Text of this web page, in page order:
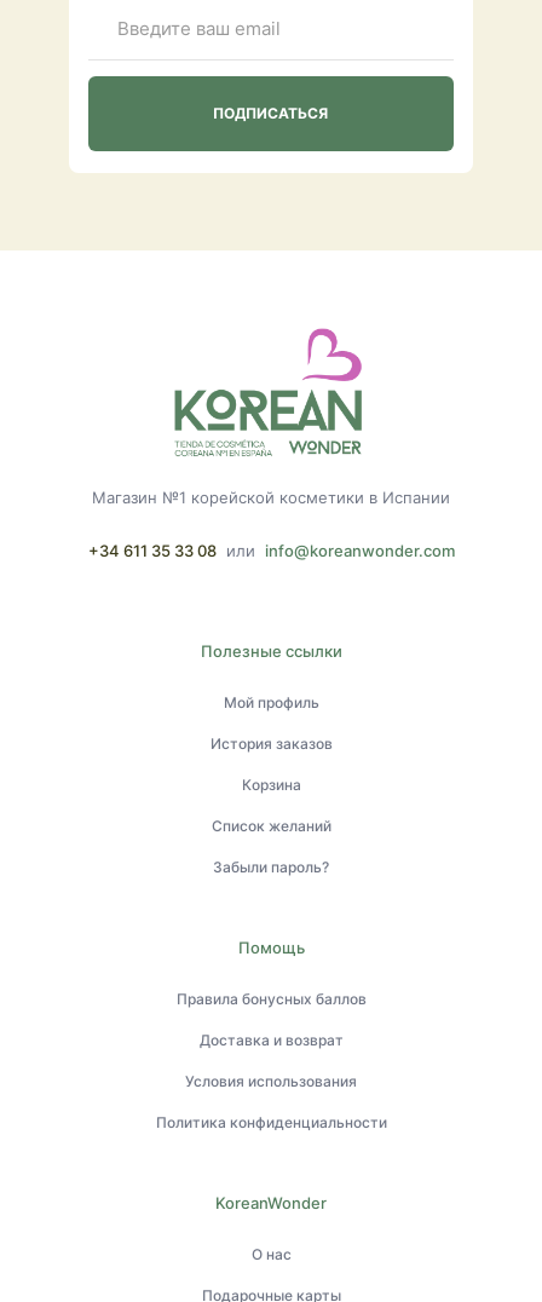
Магазин №1 корейской косметики в Испании
+34 611 35 33 08 или info@koreanwonder.com
Полезные ссылки
Мой профиль
История заказов
Корзина
Список желаний
Забыли пароль?
Помощь
Правила бонусных баллов
Доставка и возврат
Условия использования
Политика конфиденциальности
KoreanWonder
О нас
Подарочные карты